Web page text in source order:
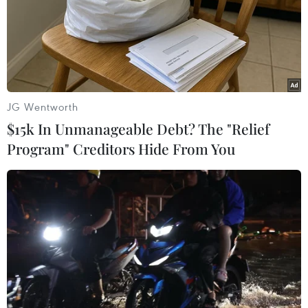
(TTXVN/Vietnam+)
#Rừng đặc dụng
#Cháy rừng
#Quần thể danh thắng tràng an
#phòng cháy chữa cháy
JG Wentworth
$15k In Unmanageable Debt? The "Relief
Program" Creditors Hide From You